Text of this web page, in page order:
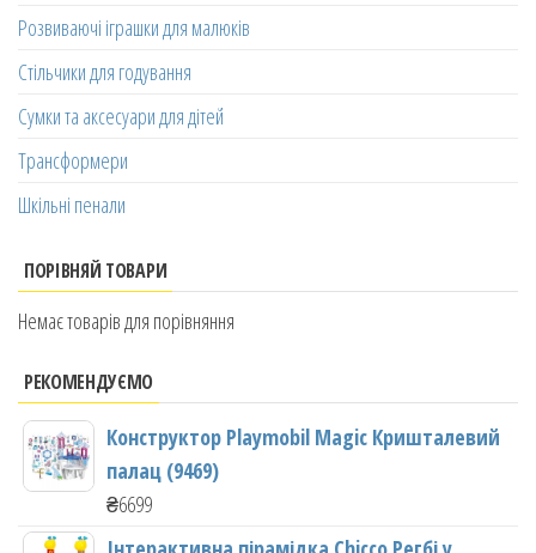
Розвиваючі іграшки для малюків
Стільчики для годування
Сумки та аксесуари для дітей
Трансформери
Шкільні пенали
ПОРІВНЯЙ ТОВАРИ
Немає товарів для порівняння
РЕКОМЕНДУЄМО
Конструктор Playmobil Magic Кришталевий
палац (9469)
₴6699